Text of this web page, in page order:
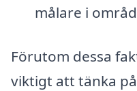
målare i
Förutom dessa
viktigt att tänka